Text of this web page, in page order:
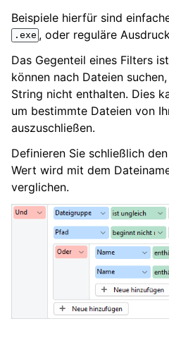
Beispiele hierfür sind
.exe , oder reguläre
Das Gegenteil eines Filters
können nach Dateien
String nicht enthalten. Dies
um bestimmte Dateien von
auszuschließen.
Definieren Sie schließlich
Wert wird mit dem
verglichen.